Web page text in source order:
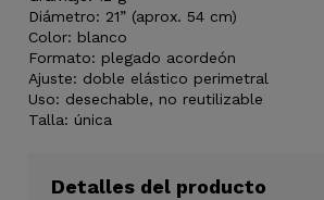
Diámetro: 21” (aprox. 54 cm)
Color: blanco
Formato: plegado acordeón
Ajuste: doble elástico perimetral
Uso: desechable, no reutilizable
Talla: única
Detalles del producto